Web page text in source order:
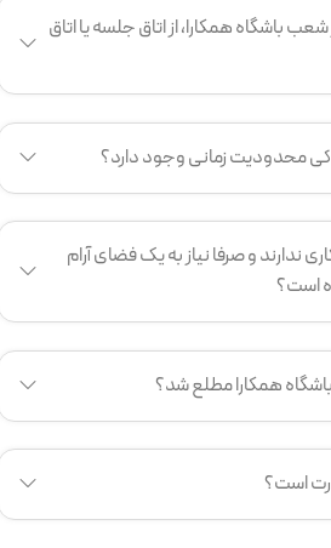
باشگاه همکارا، از اتاق جلسه یا اتاق
محدودیت زمانی وجود دارد؟
ندارند و صرفا نیاز به یک فضای آرام
است؟
همکارا مطلع شد؟
است؟